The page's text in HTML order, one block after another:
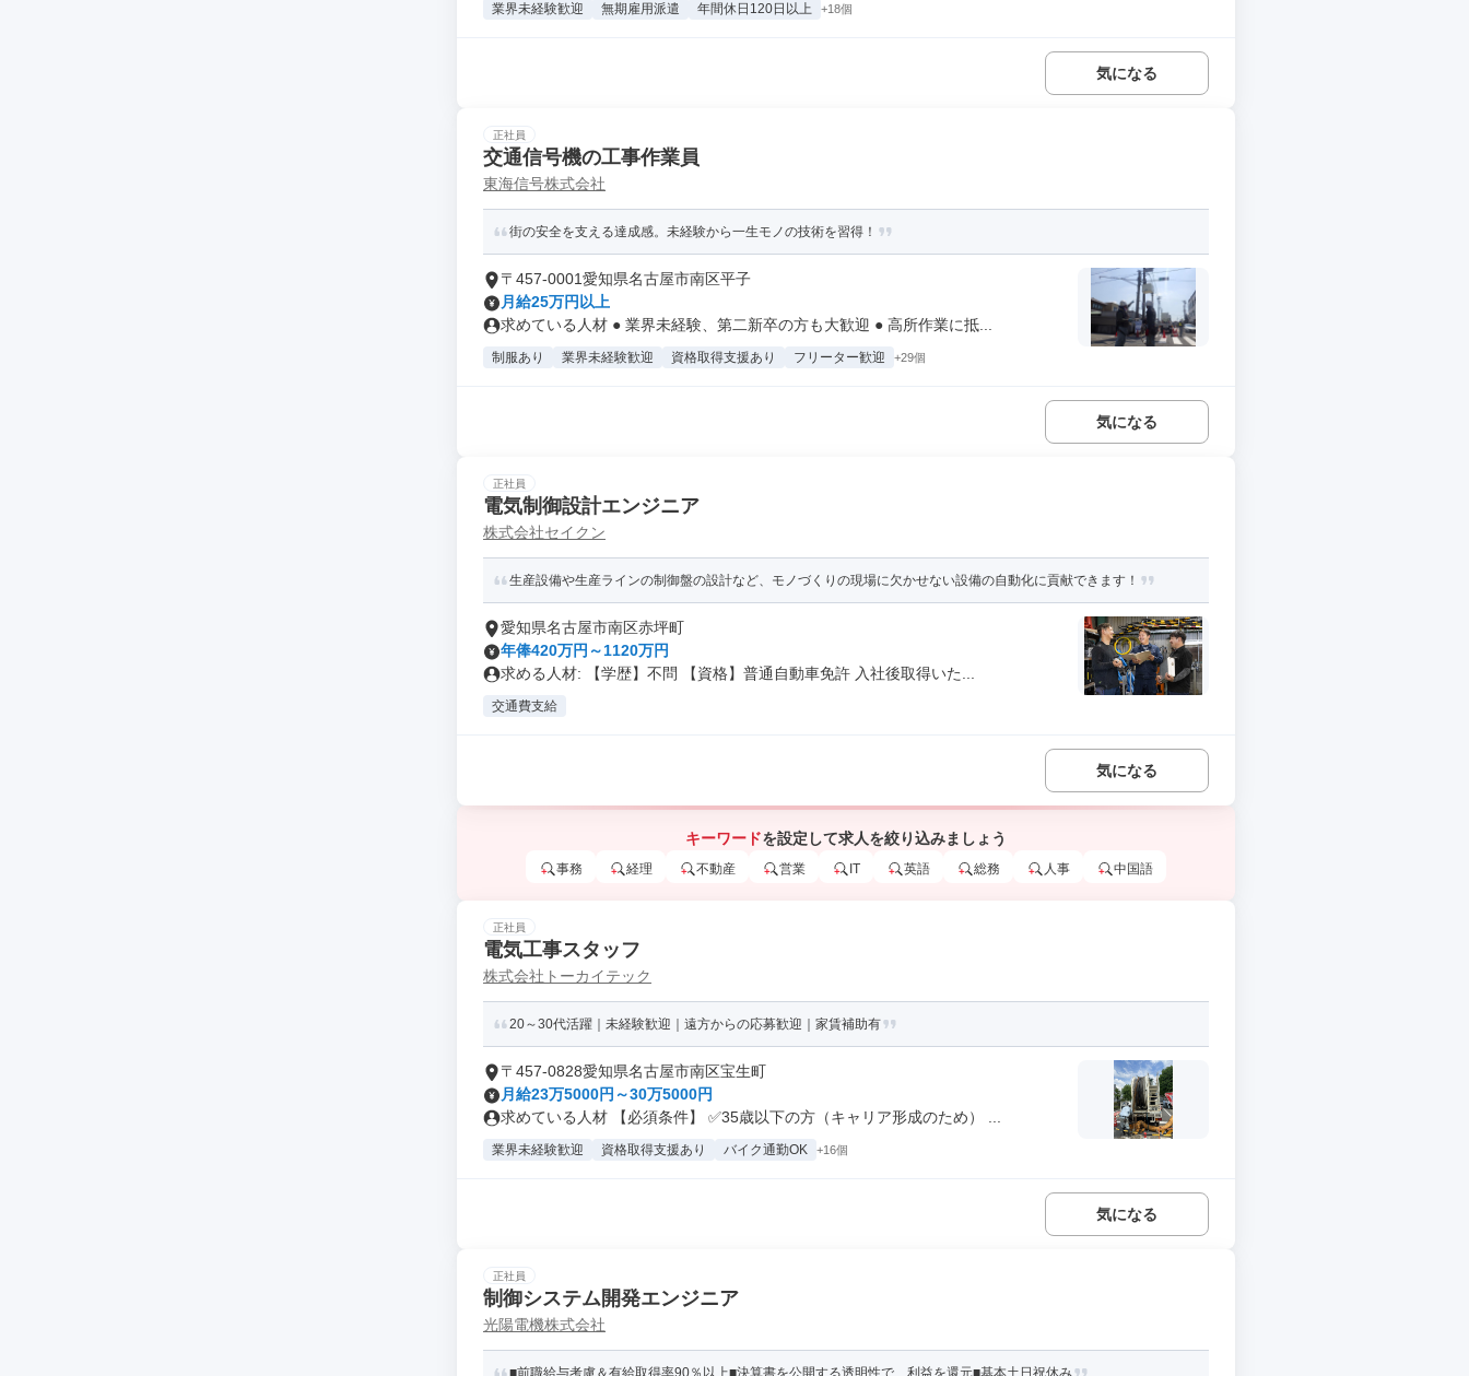
業界未経験歓迎 無期雇用派遣 年間休日120日以上 +18個
気になる
正社員
交通信号機の工事作業員
東海信号株式会社
街の安全を支える達成感。未経験から一生モノの技術を習得！
〒457-0001愛知県名古屋市南区平子
月給25万円以上
求めている人材 ● 業界未経験、第二新卒の方も大歓迎 ● 高所作業に抵...
制服あり 業界未経験歓迎 資格取得支援あり フリーター歓迎 +29個
気になる
正社員
電気制御設計エンジニア
株式会社セイクン
生産設備や生産ラインの制御盤の設計など、モノづくりの現場に欠かせない設備の自動化に貢献できます！
愛知県名古屋市南区赤坪町
年俸420万円～1120万円
求める人材: 【学歴】不問 【資格】普通自動車免許 入社後取得いた...
交通費支給
気になる
キーワードを設定して求人を絞り込みましょう
事務 経理 不動産 営業 IT 英語 総務 人事 中国語
正社員
電気工事スタッフ
株式会社トーカイテック
20～30代活躍｜未経験歓迎｜遠方からの応募歓迎｜家賃補助有
〒457-0828愛知県名古屋市南区宝生町
月給23万5000円～30万5000円
求めている人材 【必須条件】 ✅35歳以下の方（キャリア形成のため） ...
業界未経験歓迎 資格取得支援あり バイク通勤OK +16個
気になる
正社員
制御システム開発エンジニア
光陽電機株式会社
■前職給与考慮＆有給取得率90％以上■決算書を公開する透明性で、利益を還元■基本土日祝休み